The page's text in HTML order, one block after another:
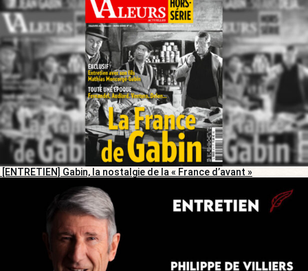
[ENTRETIEN] Gabin, la nostalgie de la « France d’avant »